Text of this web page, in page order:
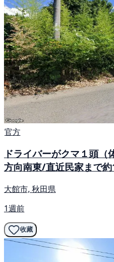
官方
ドライバーがクマ１頭
方向南東/直近民家まで
大館市, 秋田県
1週前
收藏